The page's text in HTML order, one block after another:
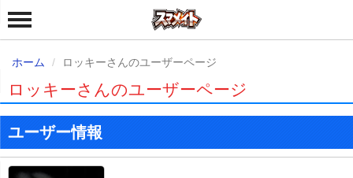
ホーム ロッキーさんのユーザーページ
ロッキーさんのユーザーページ
ユーザー情報